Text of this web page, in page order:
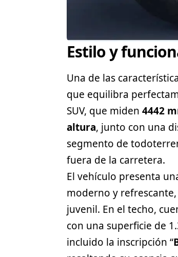
Estilo y
Una de las
que equilibra
SUV, que miden 4442
altura, junto con una
segmento de
fuera de la carretera.
El vehículo presenta
moderno y
juvenil. En el techo,
con una superficie de
incluido la inscripción “